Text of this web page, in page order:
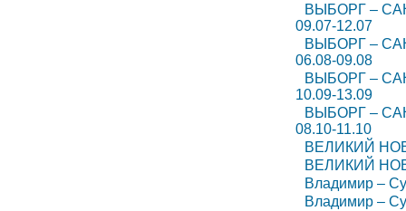
ВЫБОРГ –
09.07-12.07
ВЫБОРГ –
06.08-09.08
ВЫБОРГ –
10.09-13.09
ВЫБОРГ –
08.10-11.10
ВЕЛИКИЙ
ВЕЛИКИЙ
Владимир –
Владимир –